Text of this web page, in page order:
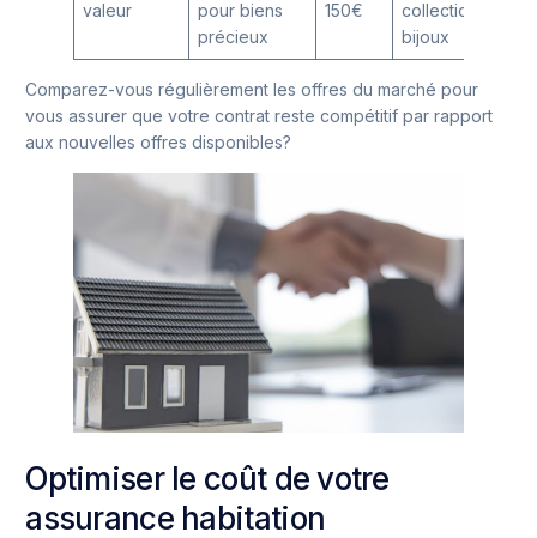
valeur
pour biens
précieux
150€
collection,
bijoux
Comparez-vous régulièrement les offres du marché pour
vous assurer que votre contrat reste compétitif par rapport
aux nouvelles offres disponibles?
Optimiser le coût de votre
assurance habitation